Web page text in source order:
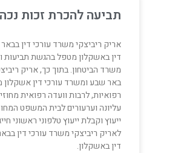
תביעה להכרת זכות נכה
אריק ריביצקי משרד עורכי דין
דין באשקלון מטפל בהגשת תביעות
משרד הביטחון. בתוך כך, אריק
באר שבע ומשרד עורכי דין אשקלון
רפואיות, לרבות וועדה רפואית
עליונה וערעורים לבית המשפט
לאריק ריביצקי משרד עורכי דין
דין באשקלון.